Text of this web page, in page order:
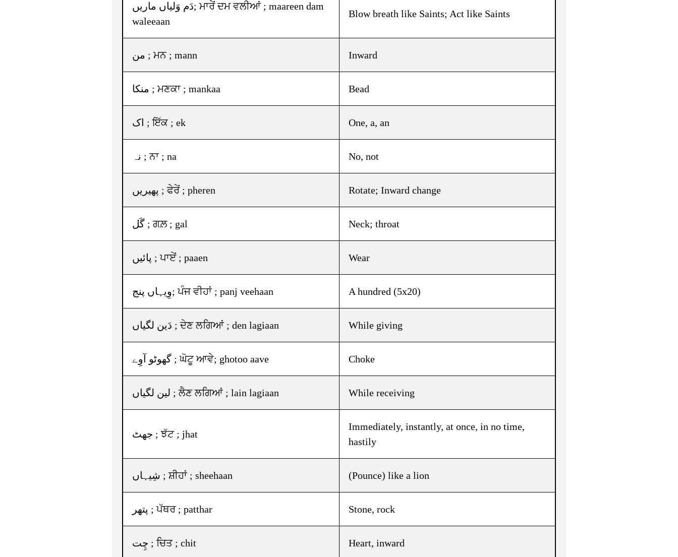
دَم وَلیاں ماریں; ਮਾਰੇਂ ਦਮ ਵਲੀਆਂ ; maareen dam
waleeaan
Blow breath like Saints; Act like Saints
من ; ਮਨ ; mann Inward
منکا ; ਮਣਕਾ ; mankaa Bead
اک ; ਇੱਕ ; ek One, a, an
نہ ; ਨਾ ; na No, not
پھیریں ; ਫੇਰੇਂ ; pheren Rotate; Inward change
گَل ; ਗਲ਼ ; gal Neck; throat
پائیں ; ਪਾਏਂ ; paaen Wear
وِیہاں پنج; ਪੰਜ ਵੀਹਾਂ ; panj veehaan A hundred (5x20)
دَین لگیاں ; ਦੇਣ ਲਗਿਆਂ ; den lagiaan While giving
گھوٹو آوِے ; ਘੋਟੂ ਆਵੇ; ghotoo aave Choke
لین لگیاں ; ਲੈਣ ਲਗਿਆਂ ; lain lagiaan While receiving
جھٹ ; ਝੱਟ ; jhat
Immediately, instantly, at once, in no time,
hastily
شِیہاں ; ਸ਼ੀਹਾਂ ; sheehaan (Pounce) like a lion
پتھر ; ਪੱਥਰ ; patthar Stone, rock
چِت ; ਚਿਤ ; chit Heart, inward